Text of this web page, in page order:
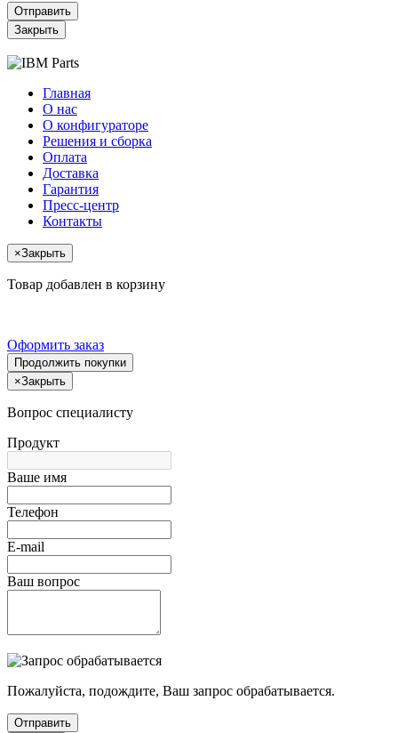
Отправить
Закрыть
Главная
О нас
О конфигураторе
Решения и сборка
Оплата
Доставка
Гарантия
Пресс-центр
Контакты
×Закрыть
Товар добавлен в корзину
Оформить заказ
Продолжить покупки
×Закрыть
Вопрос специалисту
Продукт
Ваше имя
Телефон
E-mail
Ваш вопрос
Пожалуйста, подождите, Ваш запрос обрабатывается.
Отправить